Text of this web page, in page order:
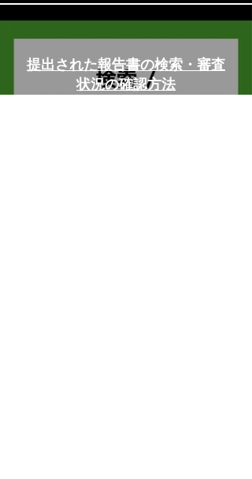
提出された報告書の検索・審査
状況の確認方法